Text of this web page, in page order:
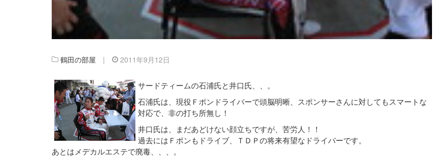
鶴田の部屋 | 2011年9月12日
サードティームの石浦氏と井口氏、、。
石浦氏は、現役Ｆポンドライバーで頭脳明晰、スポンサーさんに対してもスマートな
対応で、非の打ち所無し！
井口氏は、まだあどけない顔立ちですが、苦労人！！
過去にはＦポンもドライブ、ＴＤＰの将来有望なドライバーです。
あとはメデカルエステで廃毒、、、。